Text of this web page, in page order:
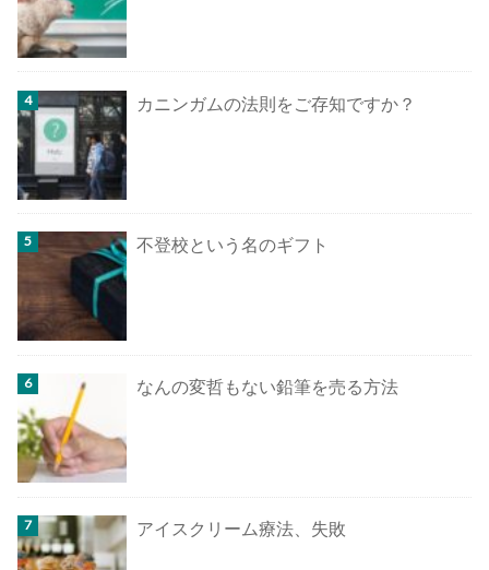
カニンガムの法則をご存知ですか？
不登校という名のギフト
なんの変哲もない鉛筆を売る方法
アイスクリーム療法、失敗